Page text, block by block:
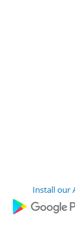
Install our